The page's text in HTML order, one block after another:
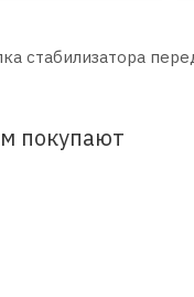
стабилизатора
покупают